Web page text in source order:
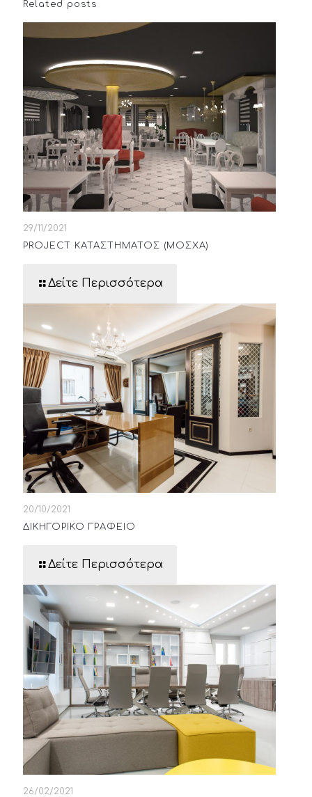
Related posts
29/11/2021
PROJECT ΚΑΤΑΣΤΗΜΑΤΟΣ (ΜΟΣΧΑ)
Δείτε Περισσότερα
20/10/2021
ΔΙΚΗΓΟΡΙΚΟ ΓΡΑΦΕΙΟ
Δείτε Περισσότερα
26/02/2021